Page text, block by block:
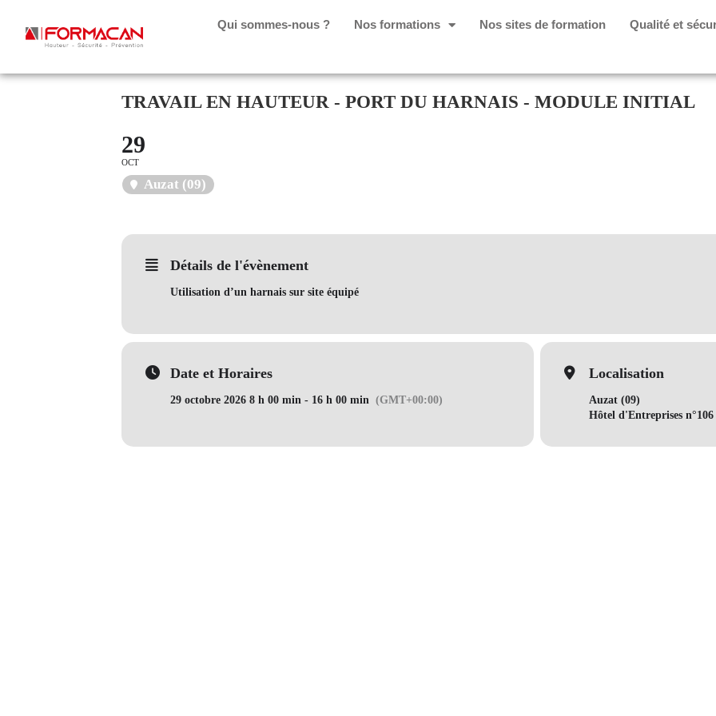
Qui sommes-nous ? Nos formations Nos sites de formation Qualité et
TRAVAIL EN HAUTEUR - PORT DU HARNAIS - MODULE INITIAL
29
OCT
Auzat (09)
Détails de l'évènement
Utilisation d’un harnais sur site équipé
Date et Horaires
29 octobre 2026 8 h 00 min - 16 h 00 min (GMT+00:00)
Localisation
Auzat (09)
Hôtel d'Entreprises